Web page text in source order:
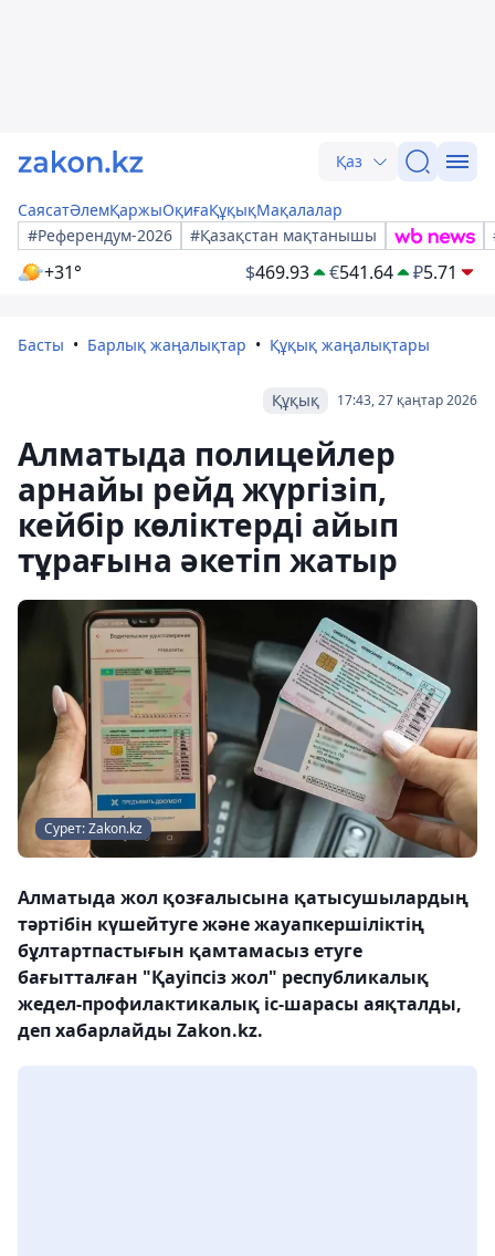
Қаз
СаясатӘлемҚаржыОқиғаҚұқықМақалалар
#Референдум-2026
#Қазақстан мақтанышы
+31° $469.93 €541.64 ₽5.71
Басты Барлық жаңалықтар Құқық жаңалықтары
17:43, 27 қаңтар 2026
Құқық
Алматыда полицейлер
арнайы рейд жүргізіп,
кейбір көліктерді айып
тұрағына әкетіп жатыр
Сурет: Zakon.kz
Алматыда жол қозғалысына қатысушылардың
тәртібін күшейтуге және жауапкершіліктің
бұлтартпастығын қамтамасыз етуге
бағытталған "Қауіпсіз жол" республикалық
жедел-профилактикалық іс-шарасы аяқталды,
деп хабарлайды Zakon.kz.